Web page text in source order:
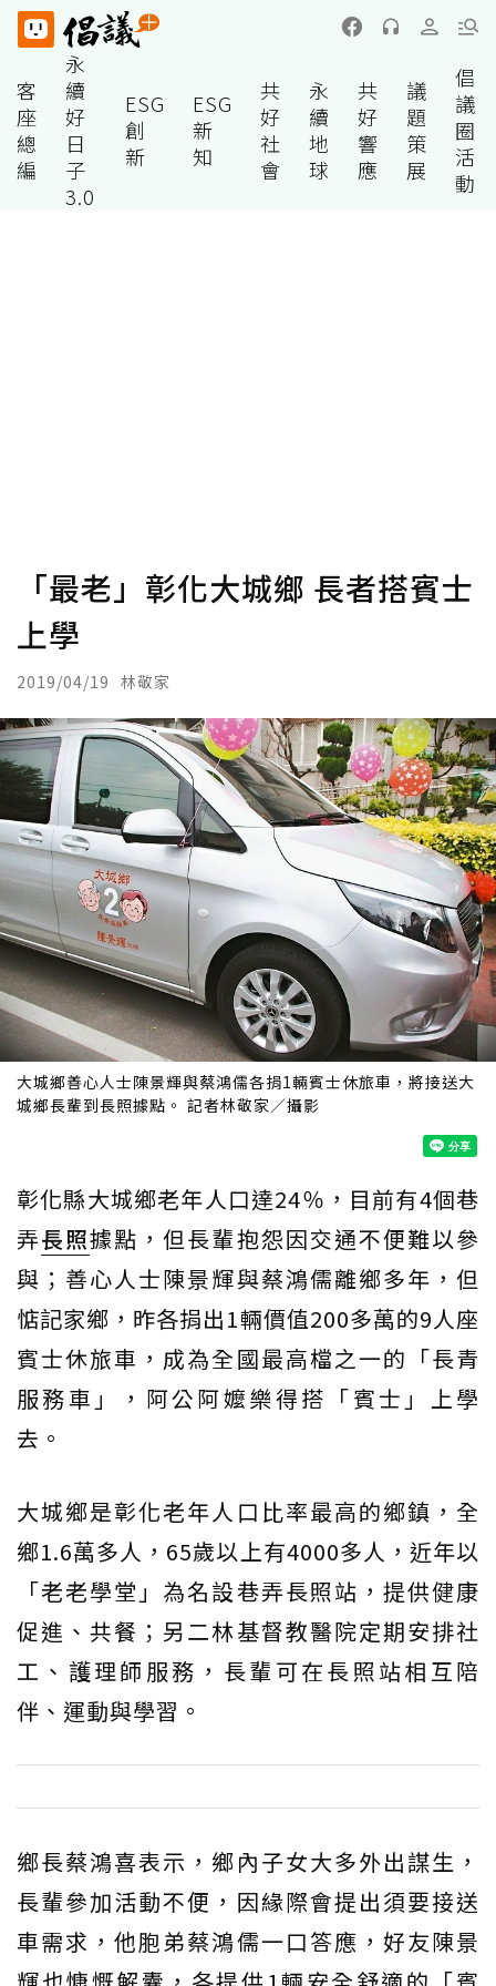
客
座
總
編
永
續
好
日
子
3.0
ESG
創
新
ESG
新
知
共
好
社
會
永
續
地
球
共
好
響
應
議
題
策
展
倡
議
圈
活
動
「最老」彰化大城鄉 長者搭賓士
上學
2019/04/19 林敬家
大城鄉善心人士陳景輝與蔡鴻儒各捐1輛賓士休旅車，將接送大
城鄉長輩到長照據點。 記者林敬家／攝影
彰化縣大城鄉老年人口達24％，目前有4個巷
弄長照據點，但長輩抱怨因交通不便難以參
與；善心人士陳景輝與蔡鴻儒離鄉多年，但
惦記家鄉，昨各捐出1輛價值200多萬的9人座
賓士休旅車，成為全國最高檔之一的「長青
服務車」，阿公阿嬤樂得搭「賓士」上學
去。
大城鄉是彰化老年人口比率最高的鄉鎮，全
鄉1.6萬多人，65歲以上有4000多人，近年以
「老老學堂」為名設巷弄長照站，提供健康
促進、共餐；另二林基督教醫院定期安排社
工、護理師服務，長輩可在長照站相互陪
伴、運動與學習。
鄉長蔡鴻喜表示，鄉內子女大多外出謀生，
長輩參加活動不便，因緣際會提出須要接送
車需求，他胞弟蔡鴻儒一口答應，好友陳景